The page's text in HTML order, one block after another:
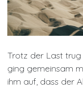
Trotz der Last
ging gemeinsam
ihm auf, dass der